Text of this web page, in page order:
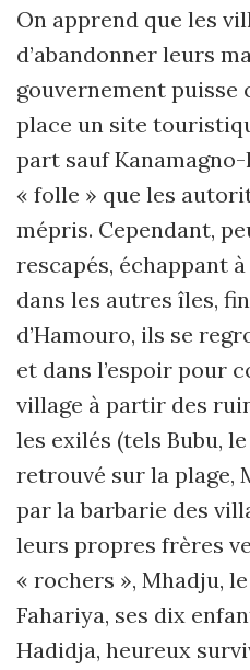
On apprend que les
d’abandonner leurs
gouvernement
place un site
part sauf Kanamagno-
« folle » que les
mépris. Cependant,
rescapés, échappant
dans les autres îles,
d’Hamouro, ils se
et dans l’espoir pour
village à partir des
les exilés (tels Bubu,
retrouvé sur la plage,
par la barbarie des
leurs propres frères
« rochers », Mhadju, le
Fahariya, ses dix
Hadidja, heureux